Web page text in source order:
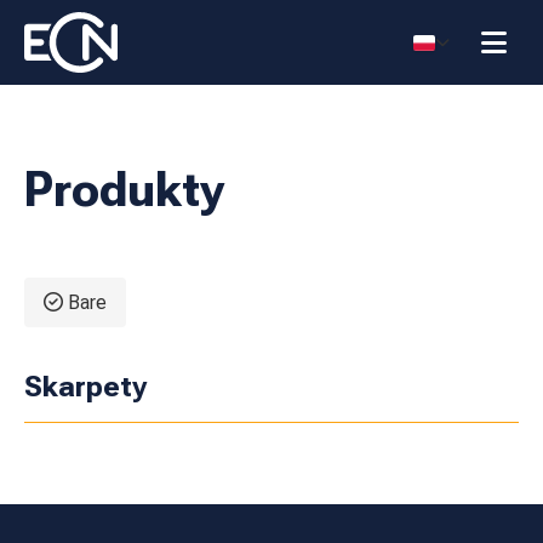
Produkty
Bare
Skarpety
Skarpety SB
System